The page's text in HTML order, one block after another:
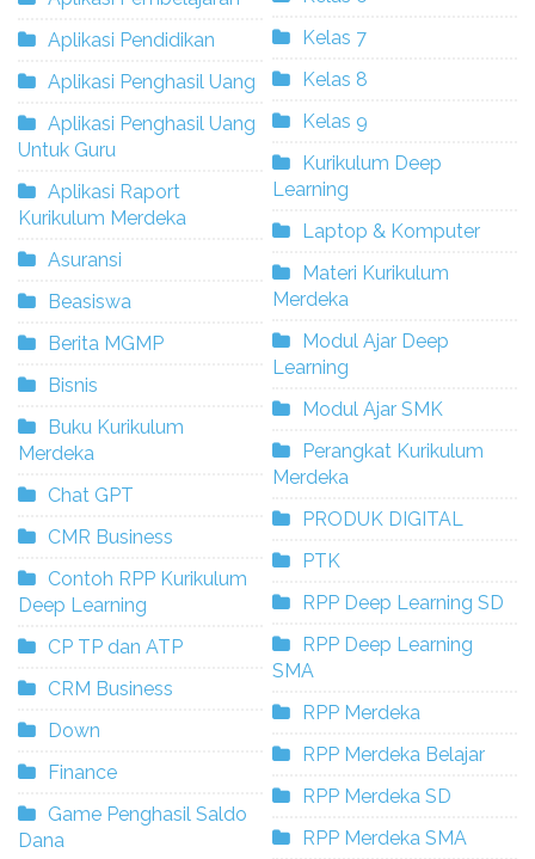
Aplikasi Pendidikan
Aplikasi Penghasil Uang
Aplikasi Penghasil Uang
Untuk Guru
Aplikasi Raport
Kurikulum Merdeka
Asuransi
Beasiswa
Berita MGMP
Bisnis
Buku Kurikulum
Merdeka
Chat GPT
CMR Business
Contoh RPP Kurikulum
Deep Learning
CP TP dan ATP
CRM Business
Down
Finance
Game Penghasil Saldo
Dana
Kelas 7
Kelas 8
Kelas 9
Kurikulum Deep
Learning
Laptop & Komputer
Materi Kurikulum
Merdeka
Modul Ajar Deep
Learning
Modul Ajar SMK
Perangkat Kurikulum
Merdeka
PRODUK DIGITAL
PTK
RPP Deep Learning SD
RPP Deep Learning
SMA
RPP Merdeka
RPP Merdeka Belajar
RPP Merdeka SD
RPP Merdeka SMA